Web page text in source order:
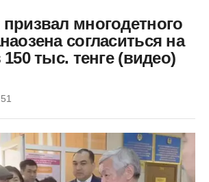
многодетного
согласиться на
тыс. тенге (видео)